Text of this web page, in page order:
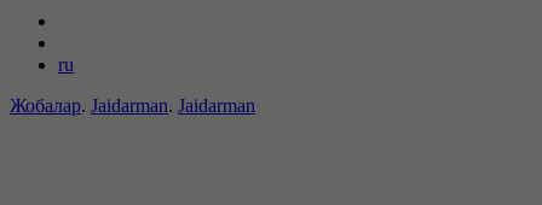
ru
Жобалар. Jaidarman. Jaidarman